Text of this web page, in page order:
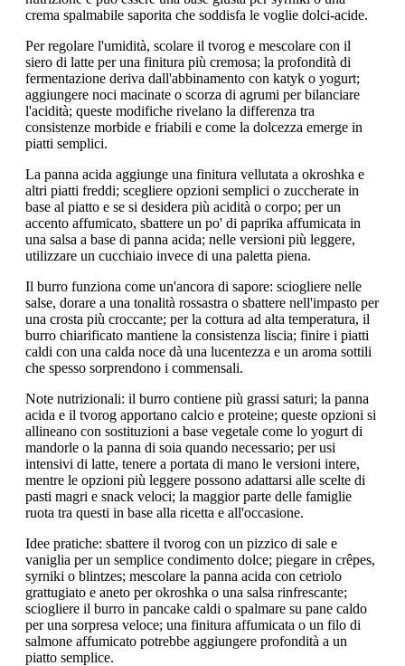
crema spalmabile saporita che soddisfa le voglie dolci-acide.
Per regolare l'umidità, scolare il tvorog e mescolare con il
siero di latte per una finitura più cremosa; la profondità di
fermentazione deriva dall'abbinamento con katyk o yogurt;
aggiungere noci macinate o scorza di agrumi per bilanciare
l'acidità; queste modifiche rivelano la differenza tra
consistenze morbide e friabili e come la dolcezza emerge in
piatti semplici.
La panna acida aggiunge una finitura vellutata a okroshka e
altri piatti freddi; scegliere opzioni semplici o zuccherate in
base al piatto e se si desidera più acidità o corpo; per un
accento affumicato, sbattere un po' di paprika affumicata in
una salsa a base di panna acida; nelle versioni più leggere,
utilizzare un cucchiaio invece di una paletta piena.
Il burro funziona come un'ancora di sapore: sciogliere nelle
salse, dorare a una tonalità rossastra o sbattere nell'impasto per
una crosta più croccante; per la cottura ad alta temperatura, il
burro chiarificato mantiene la consistenza liscia; finire i piatti
caldi con una calda noce dà una lucentezza e un aroma sottili
che spesso sorprendono i commensali.
Note nutrizionali: il burro contiene più grassi saturi; la panna
acida e il tvorog apportano calcio e proteine; queste opzioni si
allineano con sostituzioni a base vegetale come lo yogurt di
mandorle o la panna di soia quando necessario; per usi
intensivi di latte, tenere a portata di mano le versioni intere,
mentre le opzioni più leggere possono adattarsi alle scelte di
pasti magri e snack veloci; la maggior parte delle famiglie
ruota tra questi in base alla ricetta e all'occasione.
Idee pratiche: sbattere il tvorog con un pizzico di sale e
vaniglia per un semplice condimento dolce; piegare in crêpes,
syrniki o blintzes; mescolare la panna acida con cetriolo
grattugiato e aneto per okroshka o una salsa rinfrescante;
sciogliere il burro in pancake caldi o spalmare su pane caldo
per una sorpresa veloce; una finitura affumicata o un filo di
salmone affumicato potrebbe aggiungere profondità a un
piatto semplice.